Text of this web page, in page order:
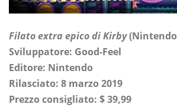
Filato extra epico di Kirby(Nintendo
Sviluppatore: Good-Feel
Editore: Nintendo
Rilasciato: 8 marzo 2019
Prezzo consigliato: $ 39,99